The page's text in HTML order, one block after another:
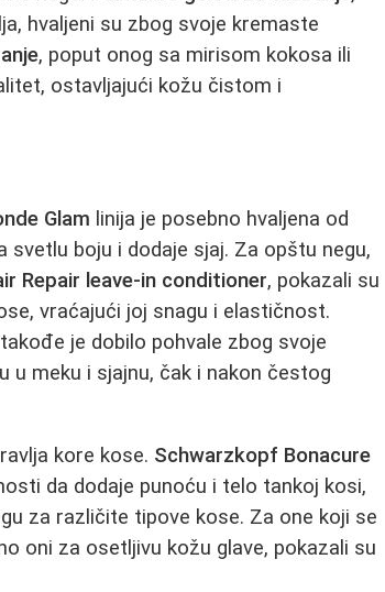
hvaljeni su zbog svoje kremaste
, poput onog sa mirisom kokosa ili
ostavljajući kožu čistom i
Glam linija je posebno hvaljena od
boju i dodaje sjaj. Za opštu negu,
Repair leave-in conditioner, pokazali su
vraćajući joj snagu i elastičnost.
takođe je dobilo pohvale zbog svoje
meku i sjajnu, čak i nakon čestog
kore kose. Schwarzkopf Bonacure
da dodaje punoću i telo tankoj kosi,
za različite tipove kose. Za one koji se
oni za osetljivu kožu glave, pokazali su